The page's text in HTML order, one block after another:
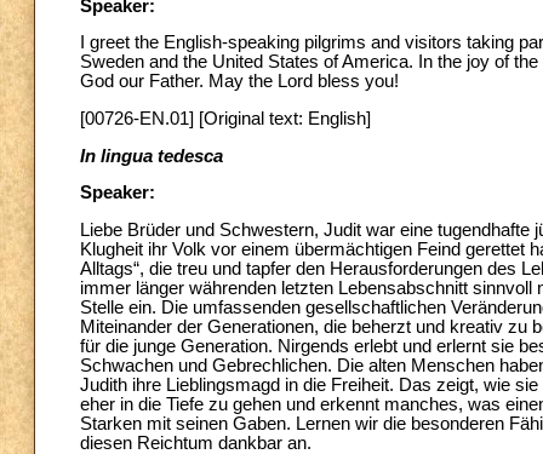
Speaker:
I greet the English-speaking pilgrims and visitors taking
Sweden and the United States of America. In the joy of
God our Father. May the Lord bless you!
[00726-EN.01] [Original text: English]
In lingua tedesca
Speaker:
Liebe Brüder und Schwestern, Judit war eine
Klugheit ihr Volk vor einem übermächtigen Feind gerettet
Alltags“, die treu und tapfer den Herausforderungen des
immer länger währenden letzten Lebensabschnitt
Stelle ein. Die umfassenden gesellschaftlichen
Miteinander der Generationen, die beherzt und kreativ zu
für die junge Generation. Nirgends erlebt und erlernt sie
Schwachen und Gebrechlichen. Die alten Menschen
Judith ihre Lieblingsmagd in die Freiheit. Das zeigt, wie
eher in die Tiefe zu gehen und erkennt manches, was
Starken mit seinen Gaben. Lernen wir die besonderen
diesen Reichtum dankbar an.